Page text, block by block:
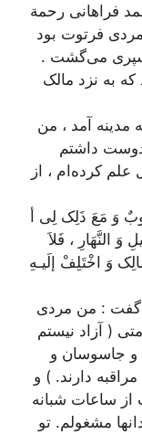
فراهانی رحمة
فرتوت بود
سپری می‌گشت .
به نزد مالک
مدینه آمد ، من
دوست داشتم
کرده‌ام ، از
وَ مَعَ ذَلِک لِی أ
النَّهَارِ ، فَلاَ
وَ اخْتَلِفْ إلَیـهِ
: من مردی
( آزاد نیستم
و جاسوسان و
دارند. ) و
از ساعات شبانه
مشغولم. تو